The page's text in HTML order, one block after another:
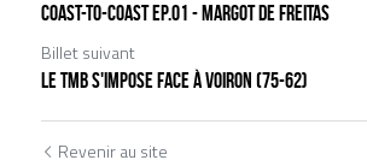
Coast-to-coast Ep.01 - Margot de freitas
Billet suivant
LE TMB S'IMPOSE FACE À VOIRON (75-62)
Revenir au site